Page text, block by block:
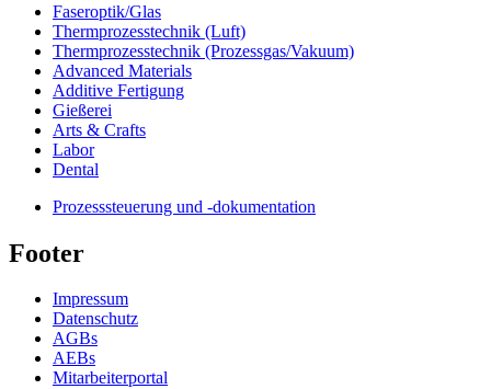
Faseroptik/Glas
Thermprozesstechnik (Luft)
Thermprozesstechnik (Prozessgas/Vakuum)
Advanced Materials
Additive Fertigung
Gießerei
Arts & Crafts
Labor
Dental
Prozesssteuerung und -dokumentation
Footer
Impressum
Datenschutz
AGBs
AEBs
Mitarbeiterportal